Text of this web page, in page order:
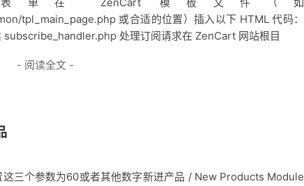
tpl_main_page.php 或合适的位置）插入以下 HTML 代码：
处理订阅请求在 ZenCart 网站根目
- 阅读全文 -
三个参数为60或者其他数字新进产品 / New Products Module